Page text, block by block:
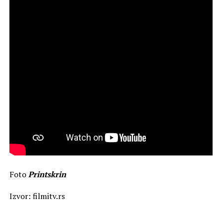
FotoPrintskrin
Izvor: filmitv.rs